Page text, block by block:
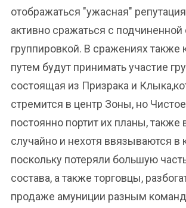
отображаться "ужасная"
активно сражаться с подчиненной
группировкой. В сражениях
путем будут принимать участие
состоящая из Призрака и
стремится в центр Зоны, но
постоянно портит их планы, также
случайно и нехотя ввязываются в
поскольку потеряли большую
состава, а также торговцы,
продаже амуниции разным